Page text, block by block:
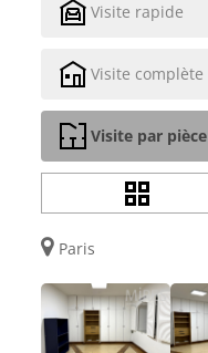
Visite rapide
Visite complète
Visite par pièce
Paris